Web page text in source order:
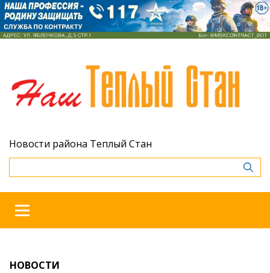
Новости района Теплый Стан
НОВОСТИ